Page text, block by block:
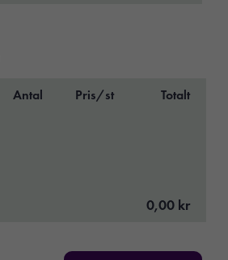
Antal Pris/st Totalt
0,00 kr